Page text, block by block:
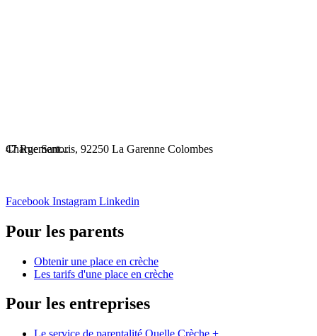
Chargement...
47 Rue Sartoris, 92250 La Garenne Colombes
Facebook Instagram Linkedin
Pour les parents
Obtenir une place en crèche
Les tarifs d'une place en crèche
Pour les entreprises